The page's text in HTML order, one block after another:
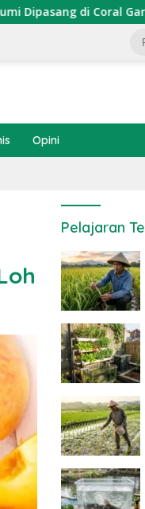
Garden Pulau Barrang
Opini
Pelajaran